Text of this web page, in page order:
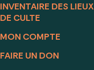
INVENTAIRE DES LIEUX
DE CULTE
MON COMPTE
FAIRE UN DON